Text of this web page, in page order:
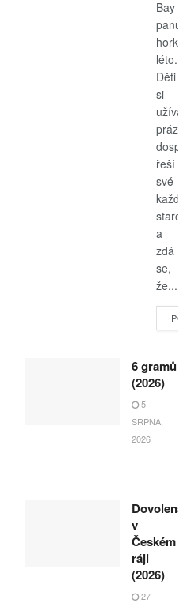
Bay
panuje
horké
léto.
Děti
si
užívají
řeší
své
a
zdá
se,
že...
6 gramů
(2026)
5
SRPNA,
2026
Dovolená
v
Českém
ráji
(2026)
27